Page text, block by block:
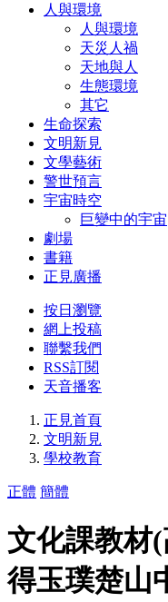
人與環境
人與環境
天災人禍
天地與人
生態環境
其它
生命探索
文明新見
文學藝術
警世預言
宇宙時空
巨變中的宇宙
劇場
書籍
正見廣播
按日瀏覽
網上投稿
聯繫我們
RSS訂閱
天音播客
正見首頁
文明新見
學校教育
正體 簡體
文化課教材
得玉璞楚山